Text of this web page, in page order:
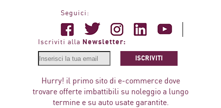
Seguici:
Iscriviti alla Newsletter:
ISCRIVITI
Hurry! il primo sito di e-commerce dove
trovare offerte imbattibili su noleggio a lungo
termine e su auto usate garantite.